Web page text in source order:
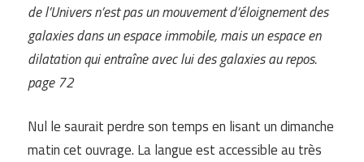
de l’Univers n’est pas un mouvement d’éloignement des
galaxies dans un espace immobile, mais un espace en
dilatation qui entraîne avec lui des galaxies au repos.
page 72
Nul le saurait perdre son temps en lisant un dimanche
matin cet ouvrage. La langue est accessible au très